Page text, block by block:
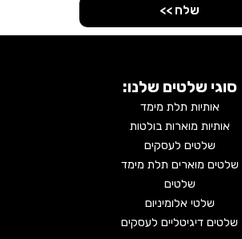
שלח >>
סוגי שלטים שלנו:
אותיות תלת מימד
אותיות מוארות בולטות
שלטים לעסקים
שלטים מוארים תלת מימד
שלטים
שלטי אלומיניום
שלטים דיגיטליים לעסקים